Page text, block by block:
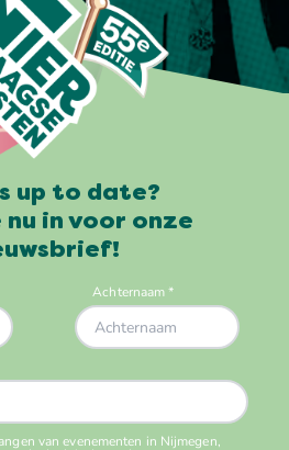
up to date?
in voor onze